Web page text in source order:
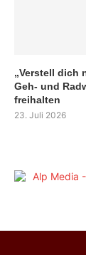
„Verstell dich
Geh- und
freihalten
23. Juli 2026